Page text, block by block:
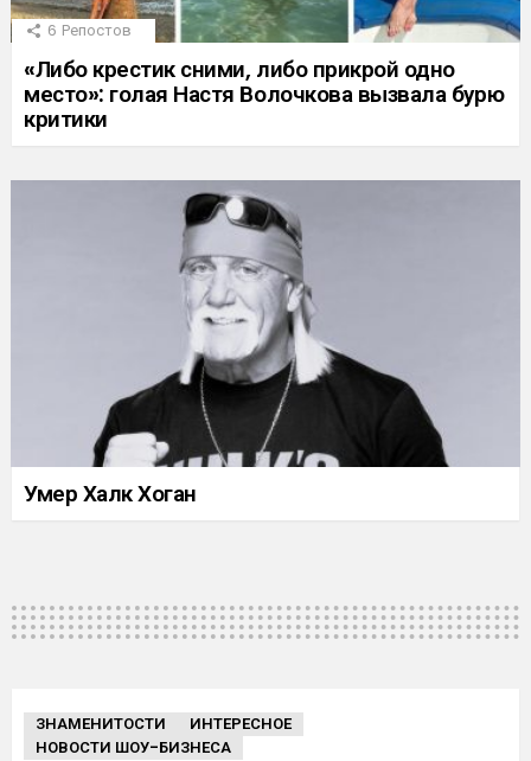
6 Репостов
«Либо крестик сними, либо прикрой одно
место»: голая Настя Волочкова вызвала бурю
критики
Умер Халк Хоган
ЗНАМЕНИТОСТИ
ИНТЕРЕСНОЕ
НОВОСТИ ШОУ-БИЗНЕСА